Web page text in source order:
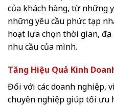
của khách hàng, từ những
những yêu cầu phức tạp
hoạt lựa chọn thời gian, địa
nhu cầu của mình.
Tăng Hiệu Quả Kinh
Đối với các doanh nghiệp,
chuyên nghiệp giúp tối ưu